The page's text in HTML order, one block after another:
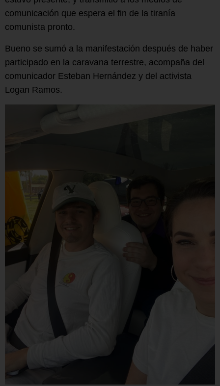
comunicación que espera el fin de la tiranía
comunista pronto.
Bueno se sumó a la manifestación después de haber
participado en la caravana terrestre, acompaña del
comunicador Esteban Hernández y del activista
Logan Ramos.